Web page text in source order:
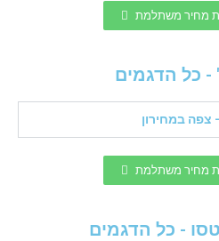
מחיר משתלמת
- כל הדגמים
צפה במחירון
מחיר משתלמת
- כל הדגמים